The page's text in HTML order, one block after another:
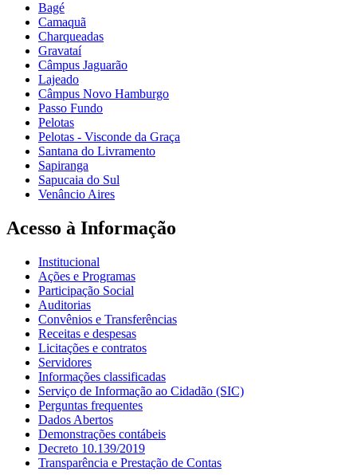
Bagé
Camaquã
Charqueadas
Gravataí
Câmpus Jaguarão
Lajeado
Câmpus Novo Hamburgo
Passo Fundo
Pelotas
Pelotas - Visconde da Graça
Santana do Livramento
Sapiranga
Sapucaia do Sul
Venâncio Aires
Acesso à Informação
Institucional
Ações e Programas
Participação Social
Auditorias
Convênios e Transferências
Receitas e despesas
Licitações e contratos
Servidores
Informações classificadas
Serviço de Informação ao Cidadão (SIC)
Perguntas frequentes
Dados Abertos
Demonstrações contábeis
Decreto 10.139/2019
Transparência e Prestação de Contas